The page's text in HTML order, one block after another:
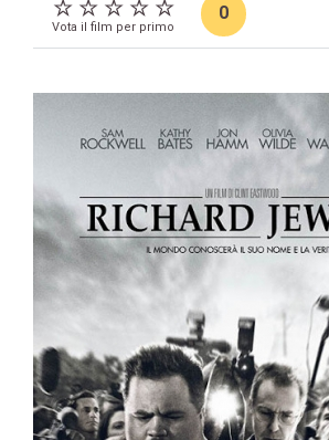
Vota il film per primo
0